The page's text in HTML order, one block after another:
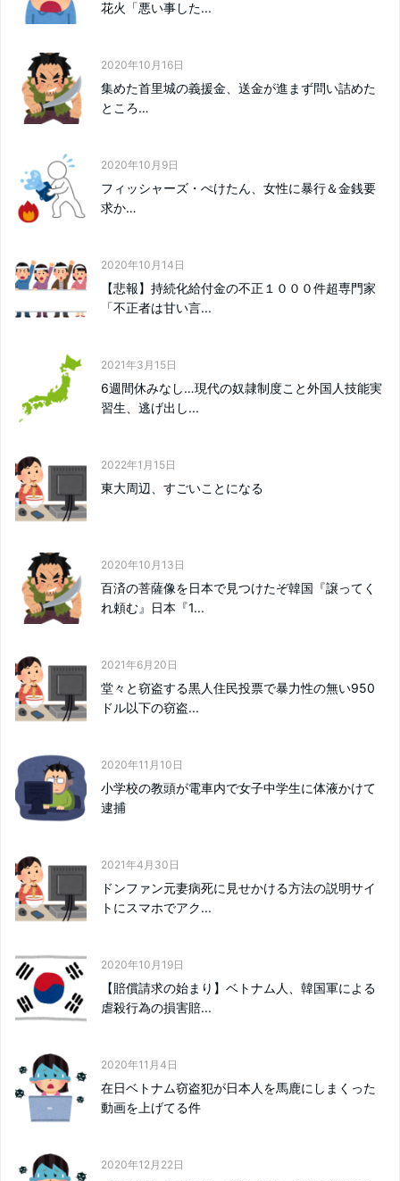
花火「悪い事した...
2020年10月16日
集めた首里城の義援金、送金が進まず問い詰めた
ところ…
2020年10月9日
フィッシャーズ・ぺけたん、女性に暴行＆金銭要
求か…
2020年10月14日
【悲報】持続化給付金の不正１０００件超専門家
「不正者は甘い言...
2021年3月15日
6週間休みなし…現代の奴隷制度こと外国人技能実
習生、逃げ出し...
2022年1月15日
東大周辺、すごいことになる
2020年10月13日
百済の菩薩像を日本で見つけたぞ韓国『譲ってく
れ頼む』日本『1...
2021年6月20日
堂々と窃盗する黒人住民投票で暴力性の無い950
ドル以下の窃盗...
2020年11月10日
小学校の教頭が電車内で女子中学生に体液かけて
逮捕
2021年4月30日
ドンファン元妻病死に見せかける方法の説明サイ
トにスマホでアク...
2020年10月19日
【賠償請求の始まり】ベトナム人、韓国軍による
虐殺行為の損害賠...
2020年11月4日
在日ベトナム窃盗犯が日本人を馬鹿にしまくった
動画を上げてる件
2020年12月22日